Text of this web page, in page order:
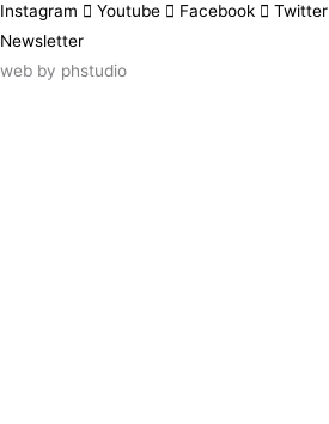
Instagram Youtube Facebook Twitter
Newsletter
web by phstudio